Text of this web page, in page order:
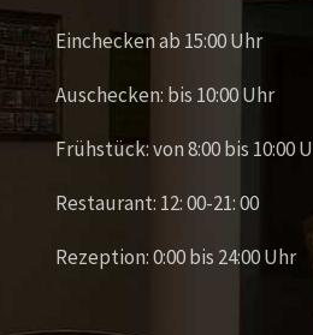
Einchecken ab 15:00 Uhr
Auschecken: bis 10:00 Uhr
Frühstück: von 8:00 bis 10:00
Restaurant: 12: 00-21: 00
Rezeption: 0:00 bis 24:00 Uhr